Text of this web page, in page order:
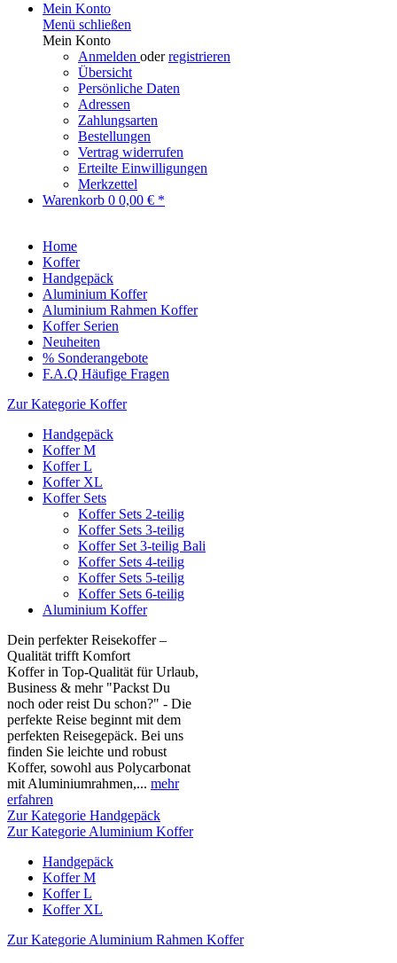
Mein Konto
Menü schließen
Mein Konto
Anmelden oderregistrieren
Übersicht
Persönliche Daten
Adressen
Zahlungsarten
Bestellungen
Vertrag widerrufen
Erteilte Einwilligungen
Merkzettel
Warenkorb 0 0,00 € *
Home
Koffer
Handgepäck
Aluminium Koffer
Aluminium Rahmen Koffer
Koffer Serien
Neuheiten
% Sonderangebote
F.A.Q Häufige Fragen
Zur Kategorie Koffer
Handgepäck
Koffer M
Koffer L
Koffer XL
Koffer Sets
Koffer Sets 2-teilig
Koffer Sets 3-teilig
Koffer Set 3-teilig Bali
Koffer Sets 4-teilig
Koffer Sets 5-teilig
Koffer Sets 6-teilig
Aluminium Koffer
Dein perfekter Reisekoffer –
Qualität trifft Komfort
Koffer in Top-Qualität für Urlaub,
Business & mehr "Packst Du
noch oder reist Du schon?" - Die
perfekte Reise beginnt mit dem
perfekten Reisegepäck. Bei uns
finden Sie leichte und robust
Koffer, sowohl aus Polycarbonat
mit Aluminiumrahmen,... mehr
erfahren
Zur Kategorie Handgepäck
Zur Kategorie Aluminium Koffer
Handgepäck
Koffer M
Koffer L
Koffer XL
Zur Kategorie Aluminium Rahmen Koffer